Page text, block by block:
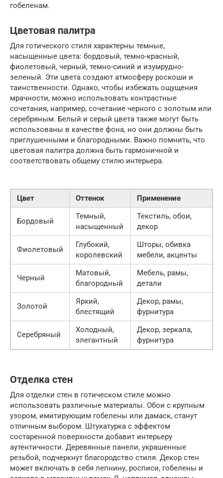
гобеленам.
Цветовая палитра
Для готического стиля характерны темные,
насыщенные цвета: бордовый, темно-красный,
фиолетовый, черный, темно-синий и изумрудно-
зеленый. Эти цвета создают атмосферу роскоши и
таинственности. Однако, чтобы избежать ощущения
мрачности, можно использовать контрастные
сочетания, например, сочетание черного с золотым или
серебряным. Белый и серый цвета также могут быть
использованы в качестве фона, но они должны быть
приглушенными и благородными. Важно помнить, что
цветовая палитра должна быть гармоничной и
соответствовать общему стилю интерьера.
Цвет Оттенок Применение
Бордовый
Темный,
насыщенный
Текстиль, обои,
декор
Фиолетовый
Глубокий,
королевский
Шторы, обивка
мебели, акценты
Черный
Матовый,
благородный
Мебель, рамы,
детали
Золотой
Яркий,
блестящий
Декор, рамы,
фурнитура
Серебряный
Холодный,
элегантный
Декор, зеркала,
фурнитура
Отделка стен
Для отделки стен в готическом стиле можно
использовать различные материалы. Обои с крупным
узором, имитирующим гобелены или дамаск, станут
отличным выбором. Штукатурка с эффектом
состаренной поверхности добавит интерьеру
аутентичности. Деревянные панели, украшенные
резьбой, подчеркнут благородство стиля. Декор стен
может включать в себя лепнину, росписи, гобелены и